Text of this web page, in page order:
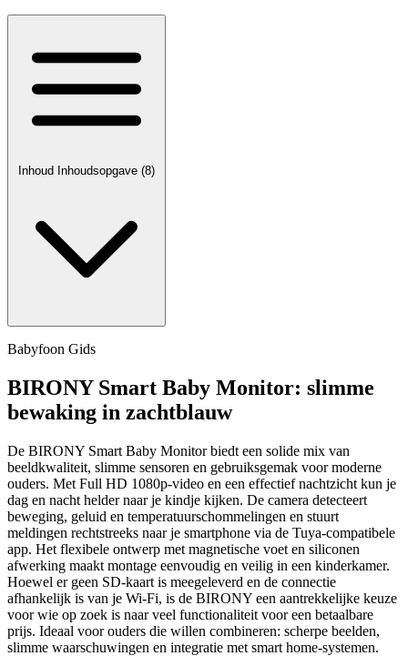
Inhoud Inhoudsopgave (8)
Babyfoon Gids
BIRONY Smart Baby Monitor: slimme
bewaking in zachtblauw
De BIRONY Smart Baby Monitor biedt een solide mix van
beeldkwaliteit, slimme sensoren en gebruiksgemak voor moderne
ouders. Met Full HD 1080p‑video en een effectief nachtzicht kun je
dag en nacht helder naar je kindje kijken. De camera detecteert
beweging, geluid en temperatuurschommelingen en stuurt
meldingen rechtstreeks naar je smartphone via de Tuya‑compatibele
app. Het flexibele ontwerp met magnetische voet en siliconen
afwerking maakt montage eenvoudig en veilig in een kinderkamer.
Hoewel er geen SD‑kaart is meegeleverd en de connectie
afhankelijk is van je Wi‑Fi, is de BIRONY een aantrekkelijke keuze
voor wie op zoek is naar veel functionaliteit voor een betaalbare
prijs. Ideaal voor ouders die willen combineren: scherpe beelden,
slimme waarschuwingen en integratie met smart home‑systemen.